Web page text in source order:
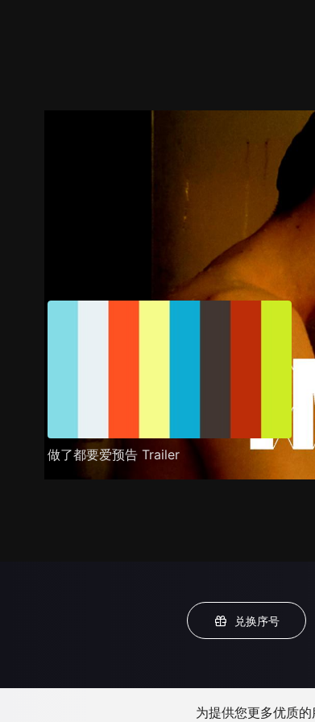
剧情介绍
做了都要爱预告 Trailer
兑换序号
为提供您更多优质